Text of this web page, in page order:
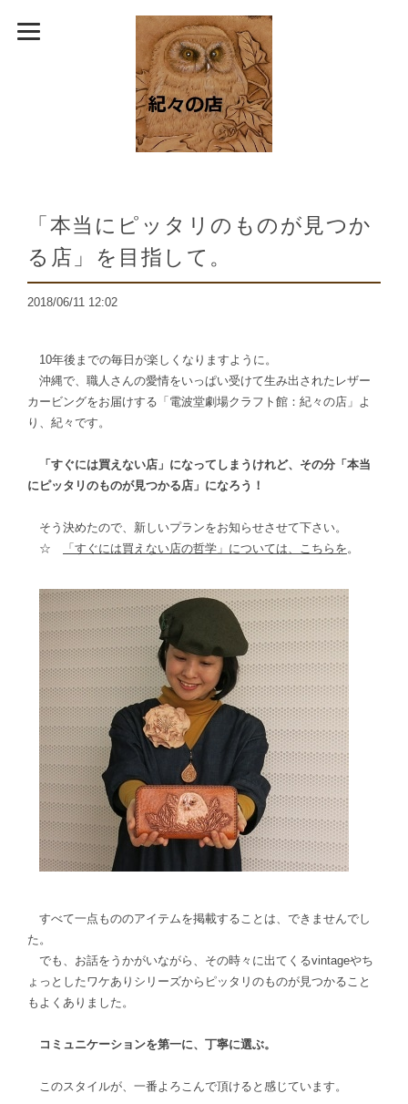
「本当にピッタリのものが見つか
る店」を目指して。
2018/06/11 12:02
10年後までの毎日が楽しくなりますように。
沖縄で、職人さんの愛情をいっぱい受けて生み出されたレザー
カービングをお届けする「電波堂劇場クラフト館：紀々の店」よ
り、紀々です。
「すぐには買えない店」になってしまうけれど、その分「本当
にピッタリのものが見つかる店」になろう！
そう決めたので、新しいプランをお知らせさせて下さい。
☆
「すぐには買えない店の哲学」については、こちらを。
すべて一点もののアイテムを掲載することは、できませんでし
た。
でも、お話をうかがいながら、その時々に出てくるvintageやち
ょっとしたワケありシリーズからピッタリのものが見つかること
もよくありました。
コミュニケーションを第一に、丁寧に選ぶ。
このスタイルが、一番よろこんで頂けると感じています。